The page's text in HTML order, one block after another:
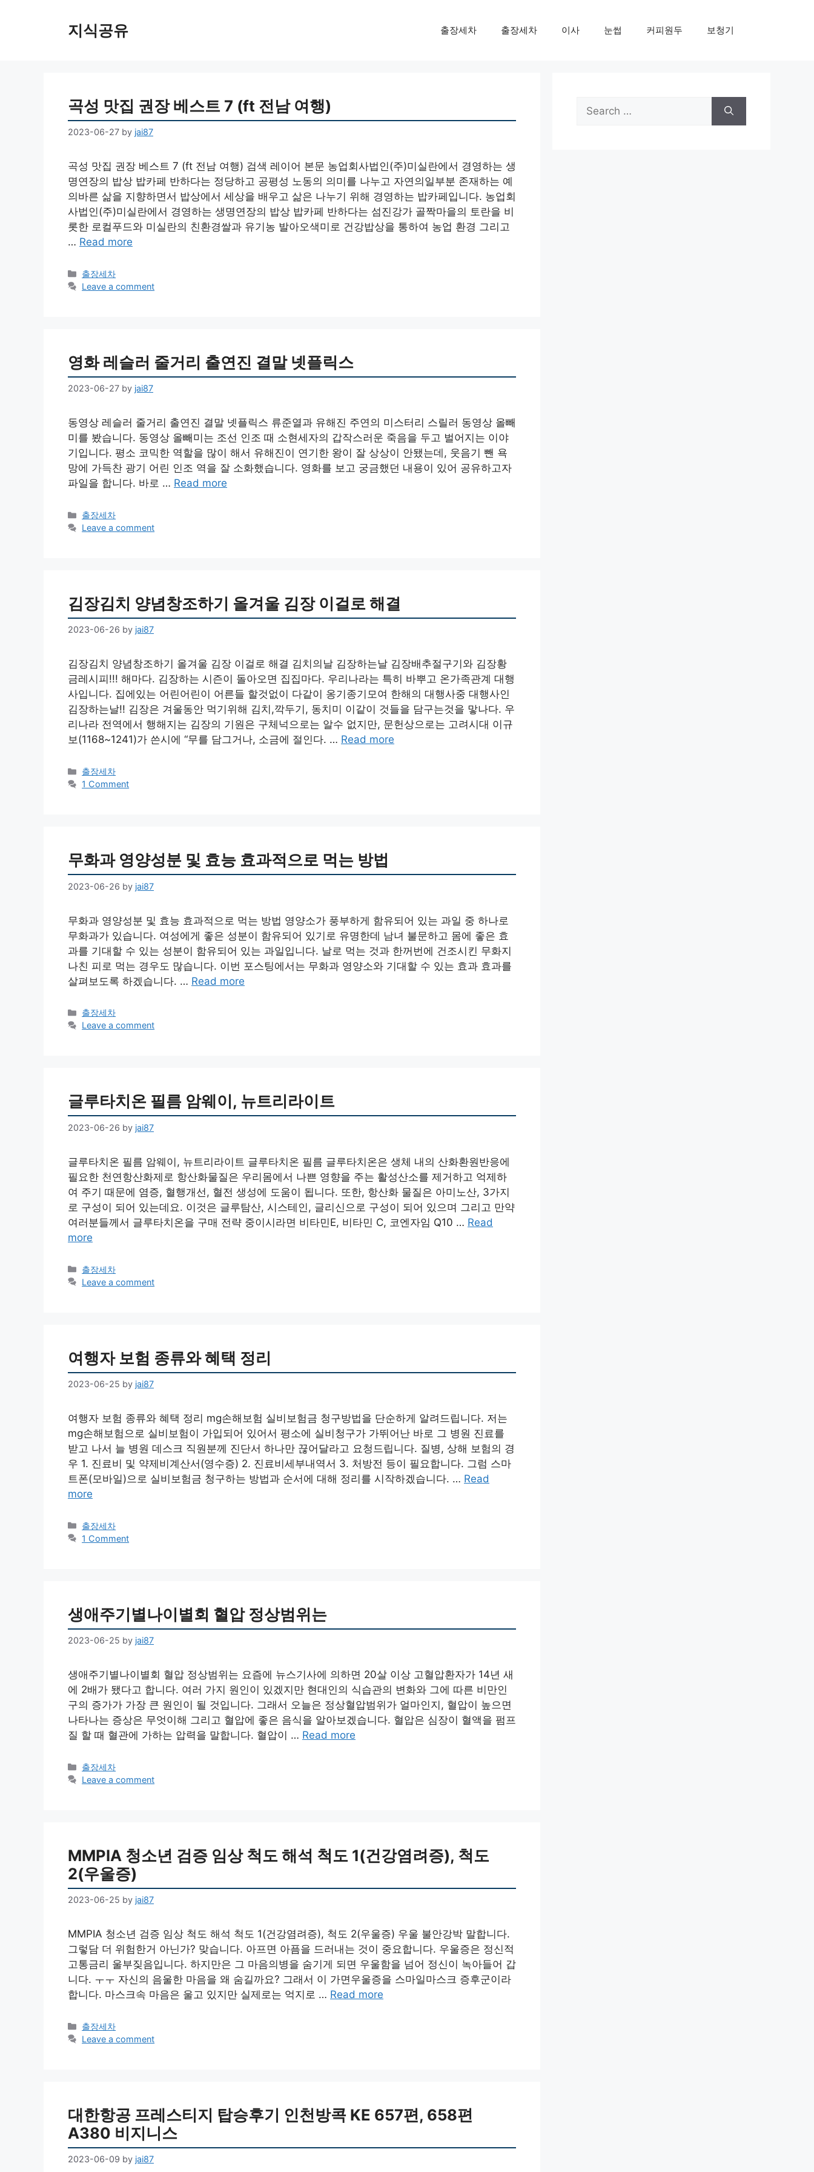
지식공유 출장세차 출장세차 이사 눈썹 커피원두 보청기
곡성 맛집 권장 베스트 7 (ft 전남 여행)
2023-06-27 by jai87
곡성 맛집 권장 베스트 7 (ft 전남 여행) 검색 레이어 본문 농업회사법인(주)미실란에서 경영하는 생
명연장의 밥상 밥카페 반하다는 정당하고 공평성 노동의 의미를 나누고 자연의일부분 존재하는 예
의바른 삶을 지향하면서 밥상에서 세상을 배우고 삶은 나누기 위해 경영하는 밥카페입니다. 농업회
사법인(주)미실란에서 경영하는 생명연장의 밥상 밥카페 반하다는 섬진강가 골짝마을의 토란을 비
롯한 로컬푸드와 미실란의 친환경쌀과 유기농 발아오색미로 건강밥상을 통하여 농업 환경 그리고
… Read more
Categories
출장세차
Leave a comment
영화 레슬러 줄거리 출연진 결말 넷플릭스
2023-06-27 by jai87
동영상 레슬러 줄거리 출연진 결말 넷플릭스 류준열과 유해진 주연의 미스터리 스릴러 동영상 올빼
미를 봤습니다. 동영상 올빼미는 조선 인조 때 소현세자의 갑작스러운 죽음을 두고 벌어지는 이야
기입니다. 평소 코믹한 역할을 많이 해서 유해진이 연기한 왕이 잘 상상이 안됐는데, 웃음기 뺀 욕
망에 가득찬 광기 어린 인조 역을 잘 소화했습니다. 영화를 보고 궁금했던 내용이 있어 공유하고자
파일을 합니다. 바로 … Read more
Categories
출장세차
Leave a comment
김장김치 양념창조하기 올겨울 김장 이걸로 해결
2023-06-26 by jai87
김장김치 양념창조하기 올겨울 김장 이걸로 해결 김치의날 김장하는날 김장배추절구기와 김장황
금레시피!!! 해마다. 김장하는 시즌이 돌아오면 집집마다. 우리나라는 특히 바뿌고 온가족관계 대행
사입니다. 집에있는 어린어린이 어른들 할것없이 다같이 옹기종기모여 한해의 대행사중 대행사인
김장하는날!! 김장은 겨울동안 먹기위해 김치,깍두기, 동치미 이같이 것들을 담구는것을 맣나다. 우
리나라 전역에서 행해지는 김장의 기원은 구체넉으로는 알수 없지만, 문헌상으로는 고려시대 이규
보(1168~1241)가 쓴시에 “무를 담그거나, 소금에 절인다. … Read more
Categories
출장세차
1 Comment
무화과 영양성분 및 효능 효과적으로 먹는 방법
2023-06-26 by jai87
무화과 영양성분 및 효능 효과적으로 먹는 방법 영양소가 풍부하게 함유되어 있는 과일 중 하나로
무화과가 있습니다. 여성에게 좋은 성분이 함유되어 있기로 유명한데 남녀 불문하고 몸에 좋은 효
과를 기대할 수 있는 성분이 함유되어 있는 과일입니다. 날로 먹는 것과 한꺼번에 건조시킨 무화지
나친 피로 먹는 경우도 많습니다. 이번 포스팅에서는 무화과 영양소와 기대할 수 있는 효과 효과를
살펴보도록 하겠습니다. … Read more
Categories
출장세차
Leave a comment
글루타치온 필름 암웨이, 뉴트리라이트
2023-06-26 by jai87
글루타치온 필름 암웨이, 뉴트리라이트 글루타치온 필름 글루타치온은 생체 내의 산화환원반응에
필요한 천연항산화제로 항산화물질은 우리몸에서 나쁜 영향을 주는 활성산소를 제거하고 억제하
여 주기 때문에 염증, 혈행개선, 혈전 생성에 도움이 됩니다. 또한, 항산화 물질은 아미노산, 3가지
로 구성이 되어 있는데요. 이것은 글루탐산, 시스테인, 글리신으로 구성이 되어 있으며 그리고 만약
여러분들께서 글루타치온을 구매 전략 중이시라면 비타민E, 비타민 C, 코엔자임 Q10 … Read
more
Categories
출장세차
Leave a comment
여행자 보험 종류와 혜택 정리
2023-06-25 by jai87
여행자 보험 종류와 혜택 정리 mg손해보험 실비보험금 청구방법을 단순하게 알려드립니다. 저는
mg손해보험으로 실비보험이 가입되어 있어서 평소에 실비청구가 가뛰어난 바로 그 병원 진료를
받고 나서 늘 병원 데스크 직원분께 진단서 하나만 끊어달라고 요청드립니다. 질병, 상해 보험의 경
우 1. 진료비 및 약제비계산서(영수증) 2. 진료비세부내역서 3. 처방전 등이 필요합니다. 그럼 스마
트폰(모바일)으로 실비보험금 청구하는 방법과 순서에 대해 정리를 시작하겠습니다. … Read
more
Categories
출장세차
1 Comment
생애주기별나이별회 혈압 정상범위는
2023-06-25 by jai87
생애주기별나이별회 혈압 정상범위는 요즘에 뉴스기사에 의하면 20살 이상 고혈압환자가 14년 새
에 2배가 됐다고 합니다. 여러 가지 원인이 있겠지만 현대인의 식습관의 변화와 그에 따른 비만인
구의 증가가 가장 큰 원인이 될 것입니다. 그래서 오늘은 정상혈압범위가 얼마인지, 혈압이 높으면
나타나는 증상은 무엇이해 그리고 혈압에 좋은 음식을 알아보겠습니다. 혈압은 심장이 혈액을 펌프
질 할 때 혈관에 가하는 압력을 말합니다. 혈압이 … Read more
Categories
출장세차
Leave a comment
MMPIA 청소년 검증 임상 척도 해석 척도 1(건강염려증), 척도
2(우울증)
2023-06-25 by jai87
MMPIA 청소년 검증 임상 척도 해석 척도 1(건강염려증), 척도 2(우울증) 우울 불안강박 말합니다.
그렇담 더 위험한거 아닌가? 맞습니다. 아프면 아픔을 드러내는 것이 중요합니다. 우울증은 정신적
고통금리 울부짖음입니다. 하지만은 그 마음의병을 숨기게 되면 우울함을 넘어 정신이 녹아들어 갑
니다. ㅜㅜ 자신의 음울한 마음을 왜 숨길까요? 그래서 이 가면우울증을 스마일마스크 증후군이라
합니다. 마스크속 마음은 울고 있지만 실제로는 억지로 … Read more
Categories
출장세차
Leave a comment
대한항공 프레스티지 탑승후기 인천방콕 KE 657편, 658편
A380 비지니스
2023-06-09 by jai87
Search
for: